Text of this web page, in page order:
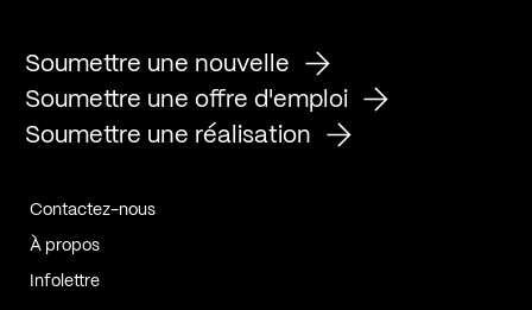
Soumettre une nouvelle
Soumettre une offre d'emploi
Soumettre une réalisation
Contactez-nous
À propos
Infolettre